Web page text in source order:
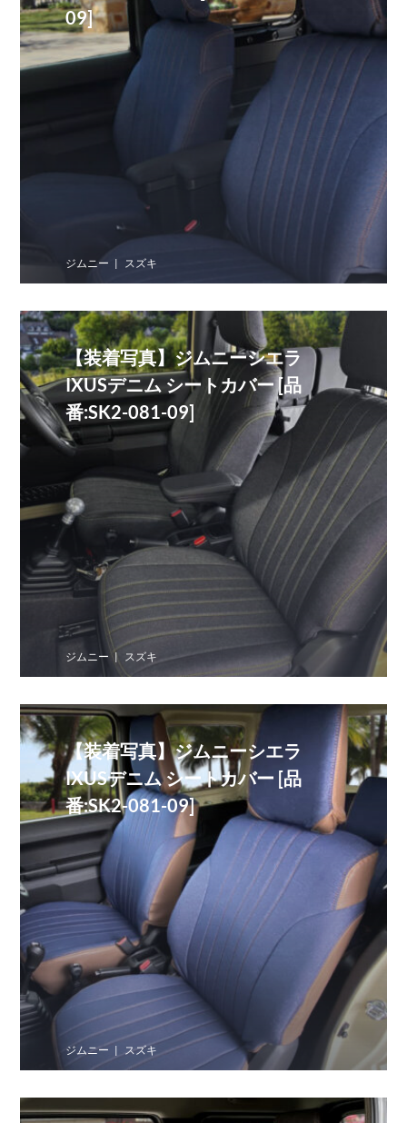
09]
ジムニー スズキ
【装着写真】ジムニーシエラ
IXUSデニム シートカバー [品
番:SK2-081-09]
ジムニー スズキ
【装着写真】ジムニーシエラ
IXUSデニム シートカバー [品
番:SK2-081-09]
ジムニー スズキ